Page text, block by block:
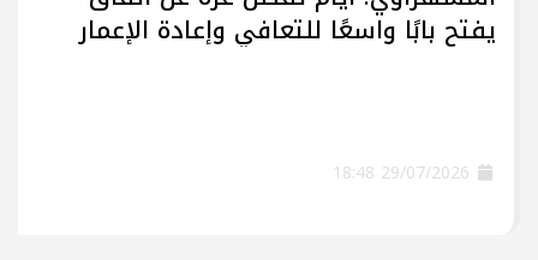
يفتح بابًا واسعًا للتعافي وإعادة الإعمار